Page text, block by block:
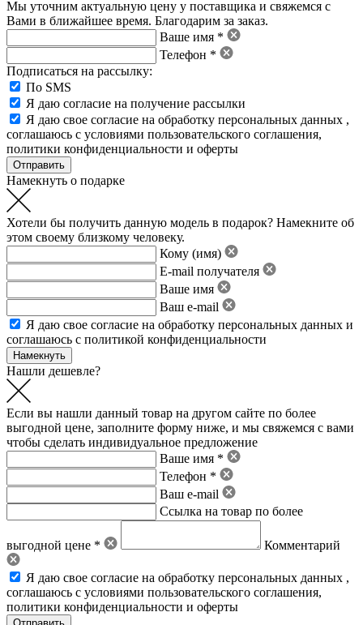
Мы уточним актуальную цену у поставщика и свяжемся с
Вами в ближайшее время. Благодарим за заказ.
Ваше имя *
Телефон *
Подписаться на рассылку:
По SMS
Я даю согласие на получение рассылки
Я даю свое согласие на обработку персональных данных ,
соглашаюсь с условиями пользовательского соглашения,
политики конфиденциальности и оферты
Намекнуть о подарке
Хотели бы получить данную модель в подарок? Намекните об
этом своему близкому человеку.
Кому (имя)
E-mail получателя
Ваше имя
Ваш e-mail
Я даю свое согласие на обработку персональных данных и
соглашаюсь с политикой конфиденциальности
Нашли дешевле?
Если вы нашли данный товар на другом сайте по более
выгодной цене, заполните форму ниже, и мы свяжемся с вами
чтобы сделать индивидуальное предложение
Ваше имя *
Телефон *
Ваш e-mail
Ссылка на товар по более
выгодной цене * Комментарий
Я даю свое согласие на обработку персональных данных ,
соглашаюсь с условиями пользовательского соглашения,
политики конфиденциальности и оферты